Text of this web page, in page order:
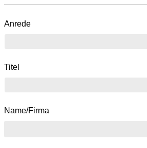
Anrede
Titel
Name/Firma